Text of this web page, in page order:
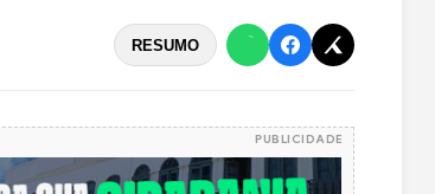
RESUMO
PUBLICIDADE